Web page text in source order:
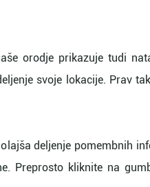
orodje prikazuje tudi
svoje lokacije. Prav
deljenje pomembnih
Preprosto kliknite na